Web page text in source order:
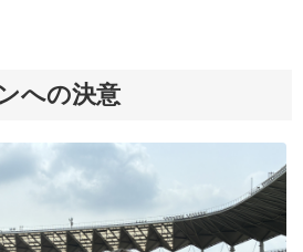
への決意